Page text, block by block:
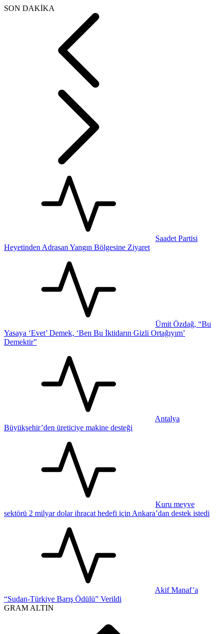
SON DAKİKA
Saadet Partisi
Heyetinden Adrasan Yangın Bölgesine Ziyaret
Ümit Özdağ, “Bu
Yasaya ‘Evet’ Demek, ‘Ben Bu İktidarın Gizli Ortağıyım’
Demektir”
Antalya
Büyükşehir’den üreticiye makine desteği
Kuru meyve
sektörü 2 milyar dolar ihracat hedefi için Ankara’dan destek istedi
Akif Manaf’a
“Sudan-Türkiye Barış Ödülü” Verildi
GRAM ALTIN